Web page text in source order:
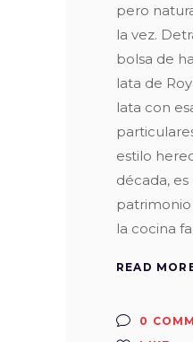
pero
la vez.
bolsa de
lata de
lata con
estilo
década,
la cocina
READ
0